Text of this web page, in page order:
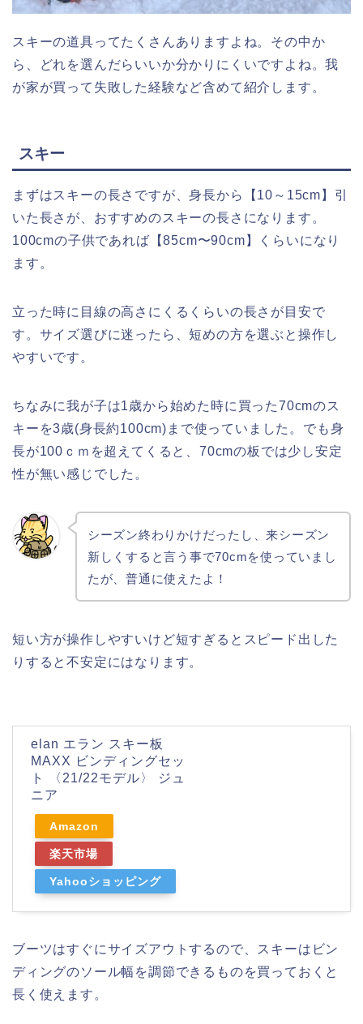
スキーの道具ってたくさんありますよね。その中か
ら、どれを選んだらいいか分かりにくいですよね。我
が家が買って失敗した経験など含めて紹介します。
スキー
まずはスキーの長さですが、身長から【10～15cm】引
いた長さが、おすすめのスキーの長さになります。
100cmの子供であれば【85cm〜90cm】くらいになり
ます。
立った時に目線の高さにくるくらいの長さが目安で
す。サイズ選びに迷ったら、短めの方を選ぶと操作し
やすいです。
ちなみに我が子は1歳から始めた時に買った70cmのス
キーを3歳(身長約100cm)まで使っていました。でも身
長が100ｃｍを超えてくると、70cmの板では少し安定
性が無い感じでした。
シーズン終わりかけだったし、来シーズン
新しくすると言う事で70cmを使っていまし
たが、普通に使えたよ！
短い方が操作しやすいけど短すぎるとスピード出した
りすると不安定にはなります。
elan エラン スキー板
MAXX ビンディングセッ
ト 〈21/22モデル〉 ジュ
ニア
Amazon
楽天市場
Yahooショッピング
ブーツはすぐにサイズアウトするので、スキーはビン
ディングのソール幅を調節できるものを買っておくと
長く使えます。